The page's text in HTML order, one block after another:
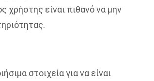
χρήστης είναι πιθανό να μην
στοιχεία για να είναι